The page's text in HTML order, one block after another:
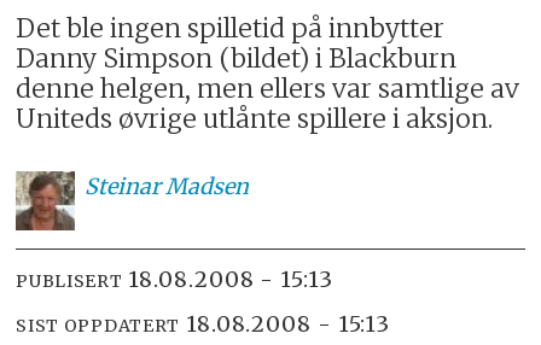
Det ble ingen spilletid på innbytter
Danny Simpson (bildet) i Blackburn
denne helgen, men ellers var samtlige av
Uniteds øvrige utlånte spillere i aksjon.
SteinarMadsen
PUBLISERT 18.08.2008 - 15:13
SIST OPPDATERT 18.08.2008 - 15:13